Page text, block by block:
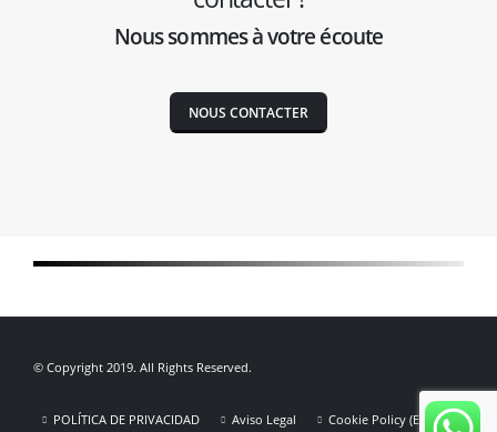
Nous sommes à votre écoute
NOUS CONTACTER
© Copyright 2019. All Rights Reserved.
POLÍTICA DE PRIVACIDAD Aviso Legal Cookie Policy (EU)